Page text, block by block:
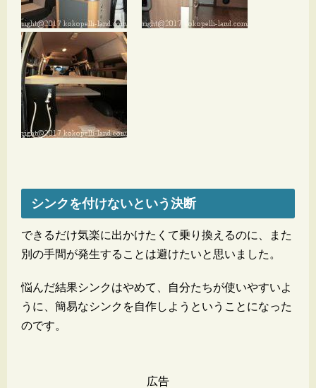
シンクを付けないという決断
できるだけ気楽に出かけたくて乗り換えるのに、また
別の手間が発生することは避けたいと思いました。
悩んだ結果シンクはやめて、自分たちが使いやすいよ
うに、簡易なシンクを自作しようということになった
のです。
広告